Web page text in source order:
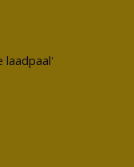
laadpaal'